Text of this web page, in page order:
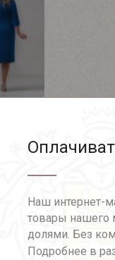
Наш интернет-
товары нашего
долями. Без
Подробнее в
из шелк-плазмы,
комфортной